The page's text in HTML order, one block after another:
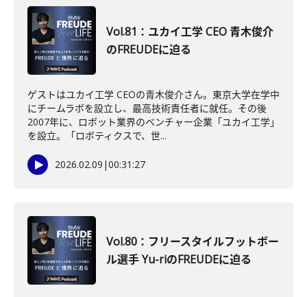
Vol.81：ユカイ工学 CEO 青木俊介
のFREUDEに迫る
ゲストはユカイ工学 CEOの青木俊介さん。東京大学在学中
にチームラボを設立し、最高技術責任者に就任。その後
2007年に、ロボット業界のベンチャー企業「ユカイ工学」
を設立。「ロボティクスで、世...
2026.02.09 |00:31:27
Vol.80：フリースタイルフットボー
ル選手 Yu-riのFREUDEに迫る